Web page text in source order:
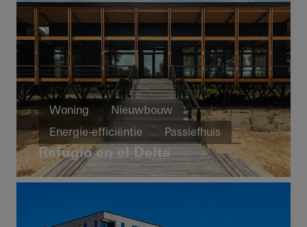
Woning
Nieuwbouw
Energie-efficiëntie
Passiefhuis
Weerstand
Design en esthetiek
Ramen
Vliesgevels
Veiligheid
BIPV
Refugio en el Delta